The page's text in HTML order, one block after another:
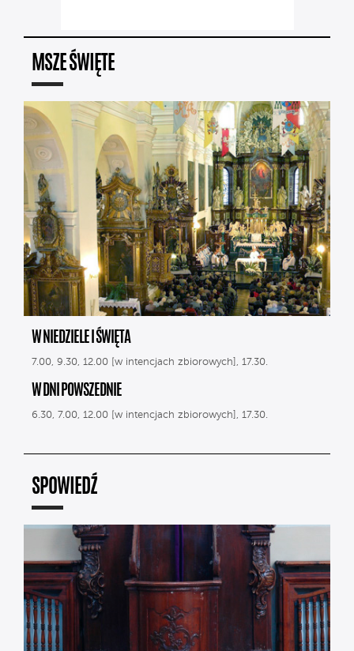
MSZE ŚWIĘTE
W NIEDZIELE I ŚWIĘTA
7.00, 9.30, 12.00 [w intencjach zbiorowych], 17.30.
W DNI POWSZEDNIE
6.30, 7.00, 12.00 [w intencjach zbiorowych], 17.30.
SPOWIEDŹ